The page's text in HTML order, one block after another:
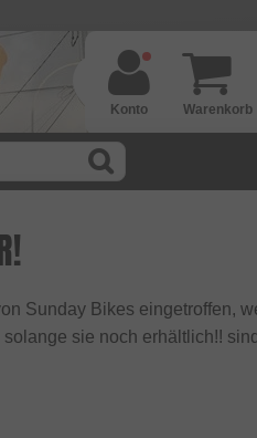
Warenkorb
Konto
Sunday Bikes eingetroffen,
sie noch erhältlich!!